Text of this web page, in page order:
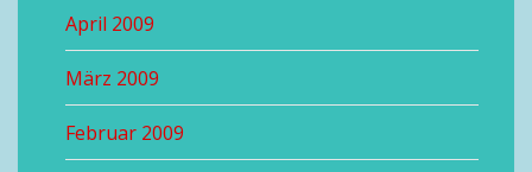
April 2009
März 2009
Februar 2009